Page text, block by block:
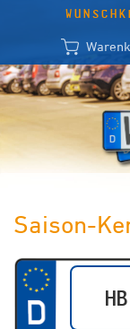
Saison-